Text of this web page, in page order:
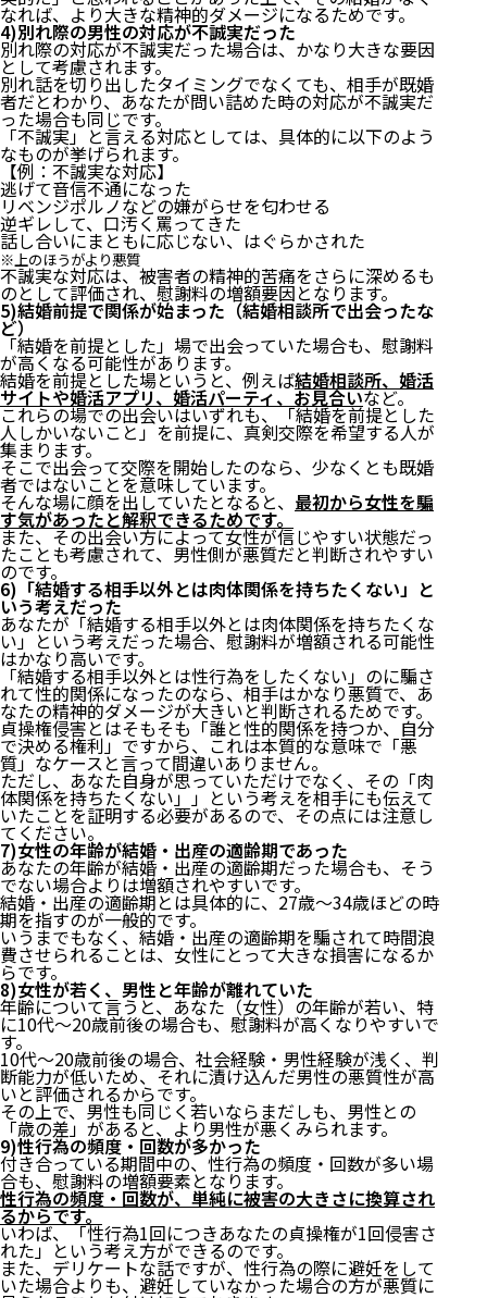
なれば、より大きな精神的ダメージになるためです。
4)別れ際の男性の対応が不誠実だった
別れ際の対応が不誠実だった場合は、かなり大きな要因
として考慮されます。
別れ話を切り出したタイミングでなくても、相手が既婚
者だとわかり、あなたが問い詰めた時の対応が不誠実だ
った場合も同じです。
「不誠実」と言える対応としては、具体的に以下のよう
なものが挙げられます。
【例：不誠実な対応】
逃げて音信不通になった
リベンジポルノなどの嫌がらせを匂わせる
逆ギレして、口汚く罵ってきた
話し合いにまともに応じない、はぐらかされた
※上のほうがより悪質
不誠実な対応は、被害者の精神的苦痛をさらに深めるも
のとして評価され、慰謝料の増額要因となります。
5)結婚前提で関係が始まった（結婚相談所で出会ったな
ど）
「結婚を前提とした」場で出会っていた場合も、慰謝料
が高くなる可能性があります。
結婚を前提とした場というと、例えば結婚相談所、婚活
サイトや婚活アプリ、婚活パーティ、お見合いなど。
これらの場での出会いはいずれも、「結婚を前提とした
人しかいないこと」を前提に、真剣交際を希望する人が
集まります。
そこで出会って交際を開始したのなら、少なくとも既婚
者ではないことを意味しています。
そんな場に顔を出していたとなると、 最初から女性を騙
す気があったと解釈できるためです。
また、その出会い方によって女性が信じやすい状態だっ
たことも考慮されて、男性側が悪質だと判断されやすい
のです。
6)「結婚する相手以外とは肉体関係を持ちたくない」と
いう考えだった
あなたが「結婚する相手以外とは肉体関係を持ちたくな
い」という考えだった場合、慰謝料が増額される可能性
はかなり高いです。
「結婚する相手以外とは性行為をしたくない」のに騙さ
れて性的関係になったのなら、相手はかなり悪質で、あ
なたの精神的ダメージが大きいと判断されるためです。
貞操権侵害とはそもそも「誰と性的関係を持つか、自分
で決める権利」ですから、これは本質的な意味で「悪
質」なケースと言って間違いありません。
ただし、あなた自身が思っていただけでなく、その「肉
体関係を持ちたくない」」という考えを相手にも伝えて
いたことを証明する必要があるので、その点には注意し
てください。
7)女性の年齢が結婚・出産の適齢期であった
あなたの年齢が結婚・出産の適齢期だった場合も、そう
でない場合よりは増額されやすいです。
結婚・出産の適齢期とは具体的に、27歳～34歳ほどの時
期を指すのが一般的です。
いうまでもなく、結婚・出産の適齢期を騙されて時間浪
費させられることは、女性にとって大きな損害になるか
らです。
8)女性が若く、男性と年齢が離れていた
年齢について言うと、あなた（女性）の年齢が若い、特
に10代〜20歳前後の場合も、慰謝料が高くなりやすいで
す。
10代〜20歳前後の場合、社会経験・男性経験が浅く、判
断能力が低いため、それに漬け込んだ男性の悪質性が高
いと評価されるからです。
その上で、男性も同じく若いならまだしも、男性との
「歳の差」があると、より男性が悪くみられます。
9)性行為の頻度・回数が多かった
付き合っている期間中の、性行為の頻度・回数が多い場
合も、慰謝料の増額要素となります。
性行為の頻度・回数が、単純に被害の大きさに換算され
るからです。
いわば、「性行為1回につきあなたの貞操権が1回侵害さ
れた」という考え方ができるのです。
また、デリケートな話ですが、性行為の際に避妊をして
いた場合よりも、避妊していなかった場合の方が悪質に